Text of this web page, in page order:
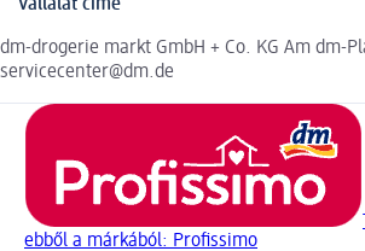
Vállalat címe
dm-drogerie markt GmbH + Co. KG Am dm-
servicecenter@dm.de
ebből a márkából: Profissimo